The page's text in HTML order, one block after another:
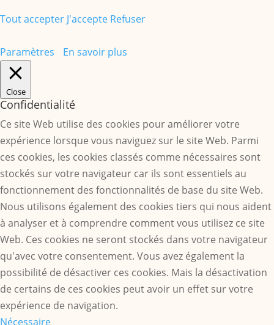
Tout accepter J'accepte Refuser
Paramètres En savoir plus
Close
Confidentialité
Ce site Web utilise des cookies pour améliorer votre
expérience lorsque vous naviguez sur le site Web. Parmi
ces cookies, les cookies classés comme nécessaires sont
stockés sur votre navigateur car ils sont essentiels au
fonctionnement des fonctionnalités de base du site Web.
Nous utilisons également des cookies tiers qui nous aident
à analyser et à comprendre comment vous utilisez ce site
Web. Ces cookies ne seront stockés dans votre navigateur
qu'avec votre consentement. Vous avez également la
possibilité de désactiver ces cookies. Mais la désactivation
de certains de ces cookies peut avoir un effet sur votre
expérience de navigation.
Nécessaire